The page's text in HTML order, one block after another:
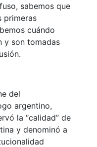
sabemos que
primeras
cuándo
y son tomadas
del
argentino,
la “calidad” de
y denominó a